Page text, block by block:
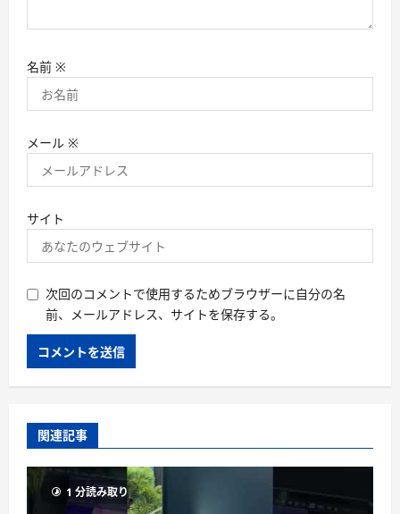
名前 ※
メール ※
サイト
次回のコメントで使用するためブラウザーに自分の名
前、メールアドレス、サイトを保存する。
関連記事
1 分読み取り